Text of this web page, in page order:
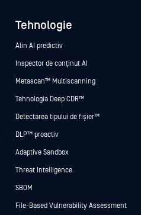
Tehnologie
Alin AI predictiv
Inspector de conținut AI
Metascan™ Multiscanning
Tehnologia Deep CDR™
Detectarea tipului de fișier™
DLP™ proactiv
Adaptive Sandbox
Threat Intelligence
SBOM
File-Based Vulnerability Assessment